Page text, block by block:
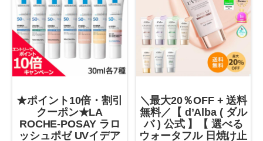
★ポイント10倍・割引
クーポン★LA
ROCHE-POSAY ラロ
ッシュポゼ UVイデア
＼最大20％OFF + 送料
無料／【 d’Alba ( ダル
バ ) 公式 】【 選べる
ウォータフル 日焼け止